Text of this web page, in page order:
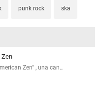
punk rock ska
Zen
Zen" , una can…